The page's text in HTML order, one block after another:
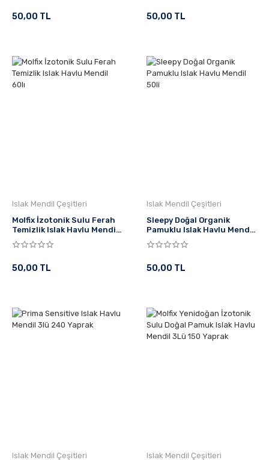
50,00 TL 50,00 TL
Islak Mendil Çeşitleri
Molfix İzotonik Sulu Ferah
Temizlik Islak Havlu Mendil
60'lı
50,00 TL
Islak Mendil Çeşitleri
Sleepy Doğal Organik
Pamuklu Islak Havlu Mendil
50'li
50,00 TL
Islak Mendil Çeşitleri Islak Mendil Çeşitleri